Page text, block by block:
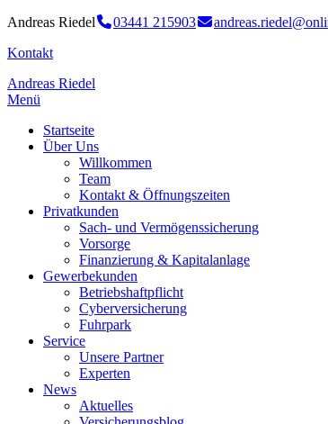
Andreas Riedel 03441 215903
Kontakt
Andreas Riedel
Menü
Startseite
Über Uns
Willkommen
Team
Kontakt & Öffnungszeiten
Privatkunden
Sach- und Vermögenssicherung
Vorsorge
Finanzierung & Kapitalanlage
Gewerbekunden
Betriebshaftpflicht
Cyberversicherung
Fuhrpark
Service
Unsere Partner
Experten
News
Aktuelles